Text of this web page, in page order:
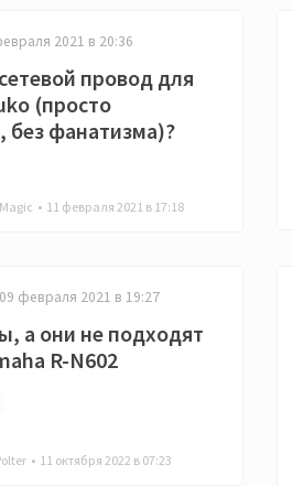
2021 в 20:36
провод для
(просто
без фанатизма)?
• 11 февраля 2021 в 17:18
09 февраля 2021 в 19:27
а они не подходят
R-N602
• 11 октября 2022 в 07:23